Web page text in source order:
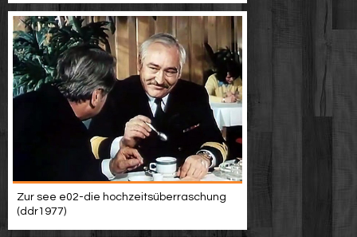
Zur see e02-die hochzeitsüberraschung
(ddr1977)